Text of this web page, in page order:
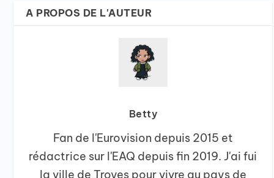
A PROPOS DE L'AUTEUR
Betty
Fan de l'Eurovision depuis 2015 et
rédactrice sur l'EAQ depuis fin 2019. J'ai fui
la ville de Troyes pour vivre au pays de